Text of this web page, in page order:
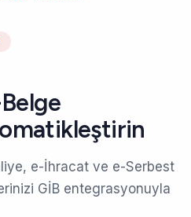
e-İhracat ve e-Serbest
GİB entegrasyonuyla